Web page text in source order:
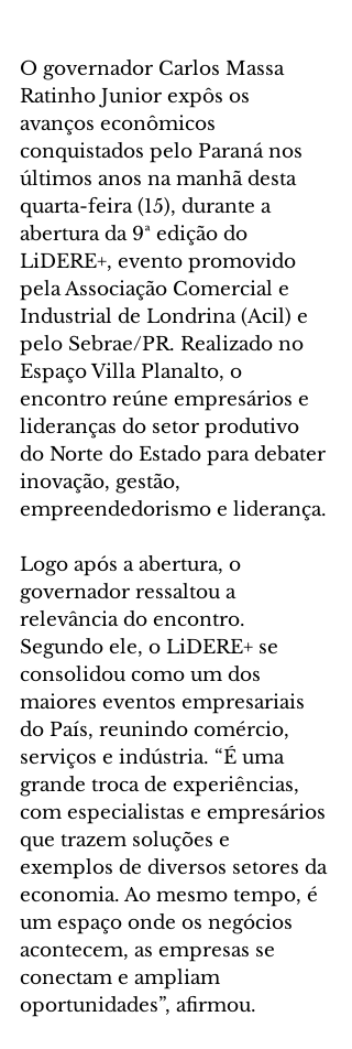
O governador Carlos Massa
Ratinho Junior expôs os
avanços econômicos
conquistados pelo Paraná nos
últimos anos na manhã desta
quarta-feira (15), durante a
abertura da 9ª edição do
LiDERE+, evento promovido
pela Associação Comercial e
Industrial de Londrina (Acil) e
pelo Sebrae/PR. Realizado no
Espaço Villa Planalto, o
encontro reúne empresários e
lideranças do setor produtivo
do Norte do Estado para debater
inovação, gestão,
empreendedorismo e liderança.
Logo após a abertura, o
governador ressaltou a
relevância do encontro.
Segundo ele, o LiDERE+ se
consolidou como um dos
maiores eventos empresariais
do País, reunindo comércio,
serviços e indústria. “É uma
grande troca de experiências,
com especialistas e empresários
que trazem soluções e
exemplos de diversos setores da
economia. Ao mesmo tempo, é
um espaço onde os negócios
acontecem, as empresas se
conectam e ampliam
oportunidades”, afirmou.